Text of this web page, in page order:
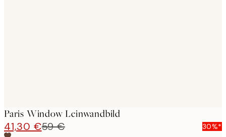
Paris Window Leinwandbild
41,30 €59 € 30%*